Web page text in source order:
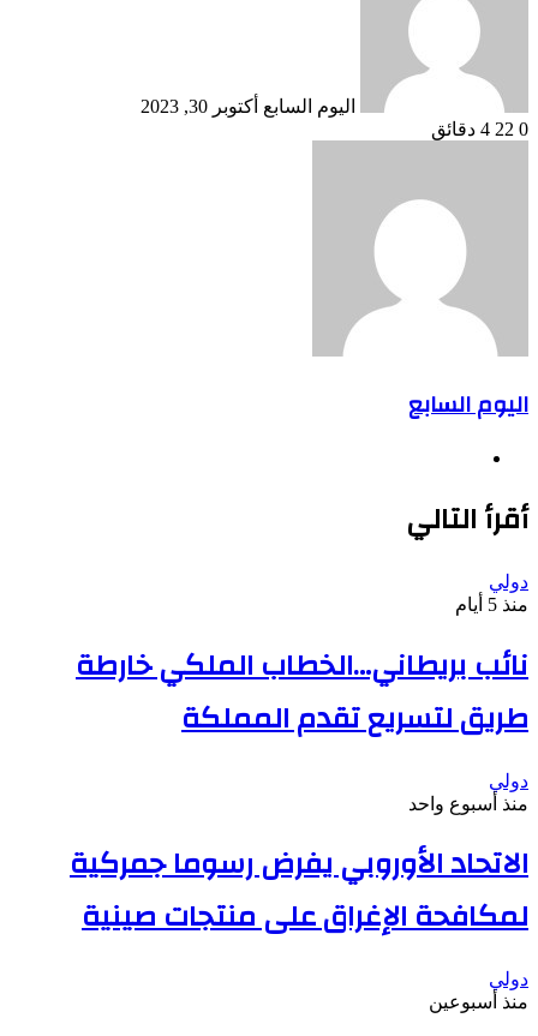
اليوم السابع أكتوبر 30, 2023
0
4 دقائق
اليوم السابع
أقرأ التالي
دولي
منذ 5 أيام
نائب بريطاني…الخطاب الملكي خارطة
طريق لتسريع تقدم المملكة
دولي
منذ أسبوع واحد
الاتحاد الأوروبي يفرض رسوما جمركية
لمكافحة الإغراق على منتجات صينية
دولي
منذ أسبوعين